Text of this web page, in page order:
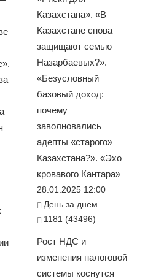
Казахстана». «В
Казахстане снова
защищают семью
Назарбаевых?».
«Безусловный
базовый доход:
почему
заволновались
адепты «старого»
Казахстана?». «Эхо
кровавого Кантара»
28.01.2025 12:00
День за днем
1181 (43496)
Рост НДС и
изменения налоговой
системы коснутся